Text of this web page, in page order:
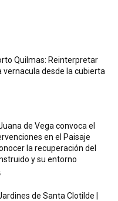
Quilmas: Reinterpretar
vernacula desde la cubierta
de Vega convoca el
en el Paisaje
la recuperación del
y su entorno
de Santa Clotilde |